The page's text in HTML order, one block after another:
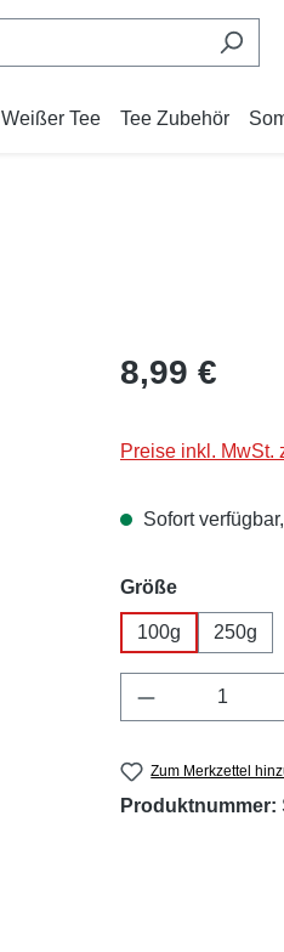
Weißer Tee Tee Zubehör
Regulärer Preis:
8,99 €
Preise inkl. MwSt.
Sofort
Größeauswählen
100g 250g
Produkt
Zum Merkzettel
Produktnummer: